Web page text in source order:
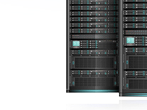
Whois查询
谷易搜
外贸型
老型号
代理型
数据库产品